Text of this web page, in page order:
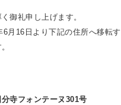
御礼申し上げます。
月16日より下記の住所へ移転
寺フォンテーヌ301号